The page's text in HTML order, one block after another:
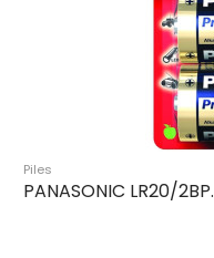
Piles
PANASONIC LR20/2BP.